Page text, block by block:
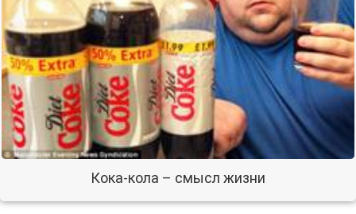
Кока-кола – смысл жизни